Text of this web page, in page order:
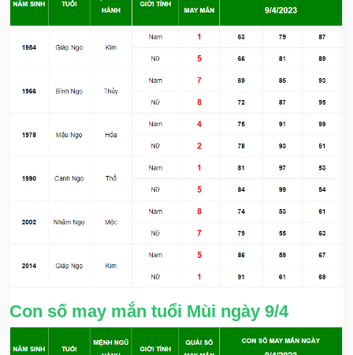
Con số may mắn tuổi Mùi ngày 9/4